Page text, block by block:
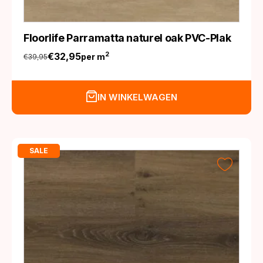
Floorlife Parramatta naturel oak PVC-Plak
€39,95
Oorspronkelijke
prijs
€32,95
Huidige
prijs
per m2
IN WINKELWAGEN
SALE